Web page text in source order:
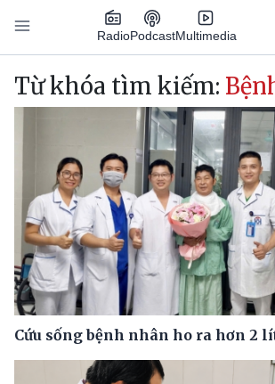
Nhảy đến nội dung
RadioPodcastMultimedia
Main navigation
Từ khóa tìm kiếm:
Cứu sống bệnh nhân ho ra hơn 2